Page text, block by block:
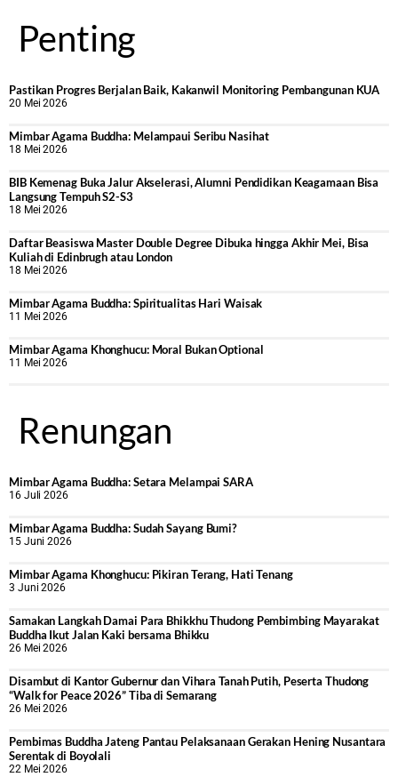
Penting
Pastikan Progres Berjalan Baik, Kakanwil Monitoring Pembangunan KUA
20 Mei 2026
Mimbar Agama Buddha: Melampaui Seribu Nasihat
18 Mei 2026
BIB Kemenag Buka Jalur Akselerasi, Alumni Pendidikan Keagamaan Bisa
Langsung Tempuh S2-S3
18 Mei 2026
Daftar Beasiswa Master Double Degree Dibuka hingga Akhir Mei, Bisa
Kuliah di Edinbrugh atau London
18 Mei 2026
Mimbar Agama Buddha: Spiritualitas Hari Waisak
11 Mei 2026
Mimbar Agama Khonghucu: Moral Bukan Optional
11 Mei 2026
Renungan
Mimbar Agama Buddha: Setara Melampai SARA
16 Juli 2026
Mimbar Agama Buddha: Sudah Sayang Bumi?
15 Juni 2026
Mimbar Agama Khonghucu: Pikiran Terang, Hati Tenang
3 Juni 2026
Samakan Langkah Damai Para Bhikkhu Thudong Pembimbing Mayarakat
Buddha Ikut Jalan Kaki bersama Bhikku
26 Mei 2026
Disambut di Kantor Gubernur dan Vihara Tanah Putih, Peserta Thudong
“Walk for Peace 2026” Tiba di Semarang
26 Mei 2026
‎Pembimas Buddha Jateng Pantau Pelaksanaan Gerakan Hening Nusantara
Serentak di Boyolali
22 Mei 2026